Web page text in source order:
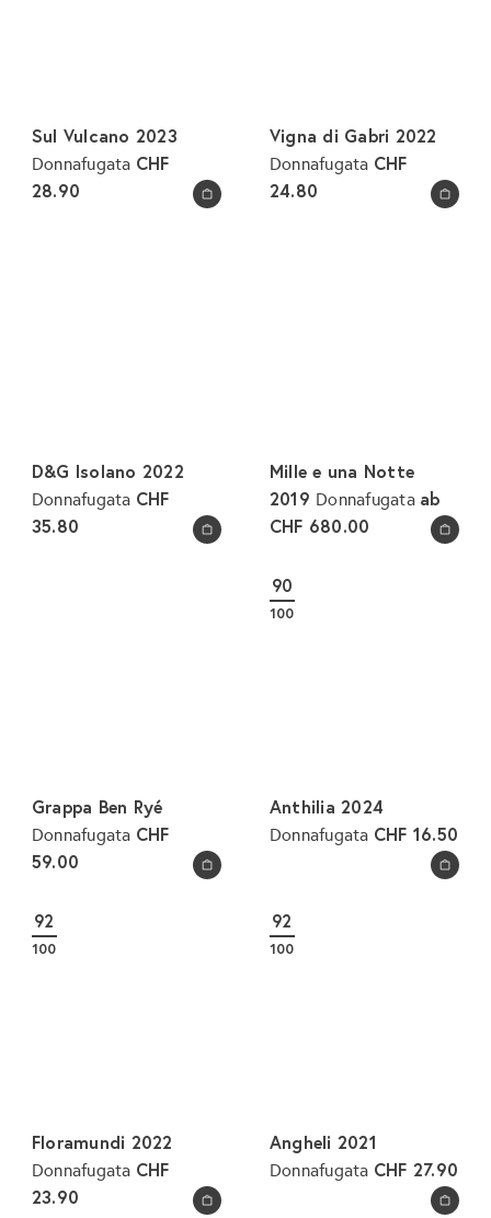
In den Warenkorb legen
Sul Vulcano 2023
Donnafugata CHF
28.90
In den Warenkorb legen
Vigna di Gabri 2022
Donnafugata CHF
24.80
In den Warenkorb legen
D&G Isolano 2022
Donnafugata CHF
35.80
In den Warenkorb legen
Mille e una Notte
2019 Donnafugata ab
CHF 680.00
In den Warenkorb legen
Grappa Ben Ryé
Donnafugata CHF
59.00
In den Warenkorb legen
90
100
Anthilia 2024
Donnafugata CHF 16.50
In den Warenkorb legen
92
100
Floramundi 2022
Donnafugata CHF
23.90
In den Warenkorb legen
92
100
Angheli 2021
Donnafugata CHF 27.90